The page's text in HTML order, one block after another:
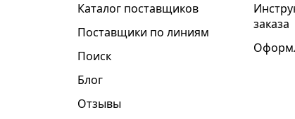
Каталог поставщиков
Поставщики по линиям
Поиск
Блог
Отзывы
заказа